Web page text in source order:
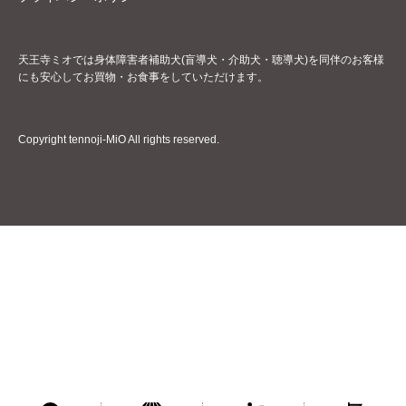
天王寺ミオでは身体障害者補助犬(盲導犬・介助犬・聴導犬)を同伴のお客様
にも安心してお買物・お食事をしていただけます。
Copyright tennoji-MiO All rights reserved.